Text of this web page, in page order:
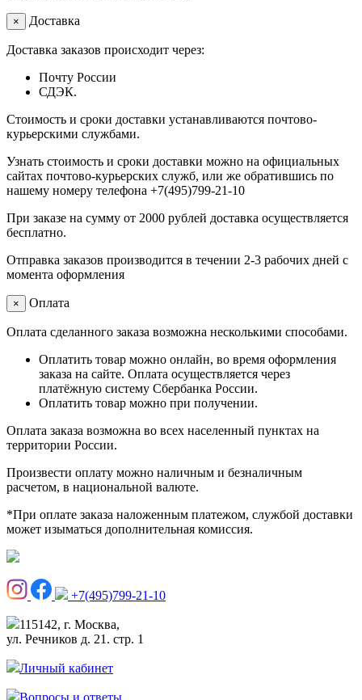
× Доставка
Доставка заказов происходит через:
Почту России
СДЭК.
Стоимость и сроки доставки устанавливаются почтово-
курьерскими службами.
Узнать стоимость и сроки доставки можно на официальных
сайтах почтово-курьерских служб, или же обратившись по
нашему номеру телефона +7(495)799-21-10
При заказе на сумму от 2000 рублей доставка осуществляется
бесплатно.
Отправка заказов производится в течении 2-3 рабочих дней с
момента оформления
× Оплата
Оплата сделанного заказа возможна несколькими способами.
Оплатить товар можно онлайн, во время оформления
заказа на сайте. Оплата осуществляется через
платёжную систему Сбербанка России.
Оплатить товар можно при получении.
Оплата заказа возможна во всех населенный пунктах на
территории России.
Произвести оплату можно наличным и безналичным
расчетом, в национальной валюте.
*При оплате заказа наложенным платежом, службой доставки
может изыматься дополнительная комиссия.
+7(495)799-21-10
115142, г. Москва,
ул. Речников д. 21. стр. 1
Личный кабинет
Вопросы и ответы